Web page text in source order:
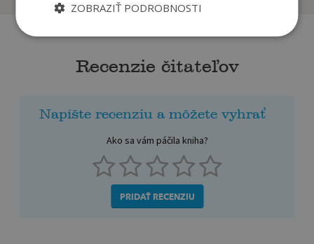
Recenzie čitateľov
Napíšte recenziu a môžete vyhrať
Ako sa vám páčila kniha?
PRIDAŤ RECENZIU
ZOBRAZIŤ PODROBNOSTI